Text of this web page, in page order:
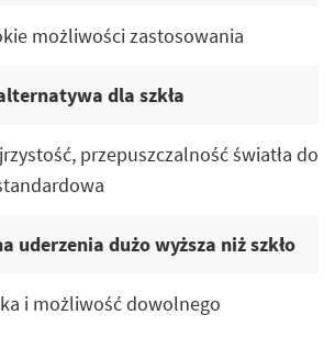
możliwości zastosowania
dla szkła
przepuszczalność światła do
uderzenia dużo wyższa niż szkło
i możliwość dowolnego